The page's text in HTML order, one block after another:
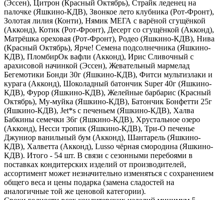
(Эссен), Цитрон (Красный Октябрь), Страйк леденец на
палочке (Яшкино-КДВ), Звонкое лето клубника (Рот-Фронт),
Золотая лилия (Конти), Нямик MЕГА с варёной сгущёнкой
(Акконд), Котик (Рот-Фронт), Десерт со сгущёнкой (Акконд),
Матрёшка ореховая (Рот-Фронт), Родео (Яшкино-КДВ), Нива
(Красный Октябрь), Ярче! Семена подсолнечника (Яшкино-
КДВ), ПломбирОк вафли (Акконд), Ирис Сливочный с
арахисовой начинкой (Эссен), Жевательный мармелад
Бегемотики Бонди 30г (Яшкино-КДВ), Фитси мультизлаки и
курага (Акконд), Шоколадный батончик Super 40г (Яшкино-
КДВ), Фурор (Яшкино-КДВ), Желейные барбарис (Красный
Октябрь), Му-муйка (Яшкино-КДВ), Батончик Бонфетти 25г
(Яшкино-КДВ), Jet*s с печеньем (Яшкино-КДВ), Халва
Бабкины семечки 36г (Яшкино-КДВ), Хрустальное озеро
(Акконд), Несси тропик (Яшкино-КДВ), Три-О печенье
Джуниор ванильный бум (Акконд), Шантарель (Яшкино-
КДВ), Халветта (Акконд), Lusso чёрная смородина (Яшкино-
КДВ). Итого - 54 шт. В связи с сезонными перебоями в
поставках кондитерских изделий от производителей,
ассортимент может незначительно изменяться с сохранением
общего веса и цены подарка (замена сладостей на
аналогичные той же ценовой категории).